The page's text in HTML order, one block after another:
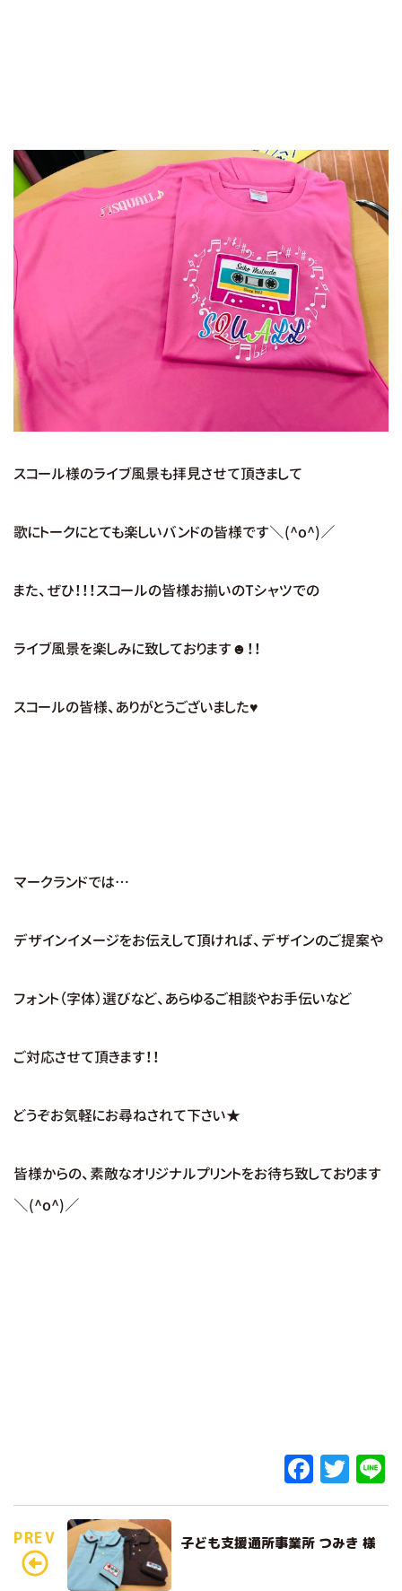
スコール様のライブ風景も拝見させて頂きまして
歌にトークにとても楽しいバンドの皆様です＼(^o^)／
また、ぜひ！！！スコールの皆様お揃いのTシャツでの
ライブ風景を楽しみに致しております☻！！
スコールの皆様、ありがとうございました♥
マークランドでは…
デザインイメージをお伝えして頂ければ、デザインのご提案や
フォント（字体）選びなど、あらゆるご相談やお手伝いなど
ご対応させて頂きます！！
どうぞお気軽にお尋ねされて下さい★
皆様からの、素敵なオリジナルプリントをお待ち致しております
＼(^o^)／
F
a
e
T
w
te
n
PREV 子ども支援通所事業所 つみき 様